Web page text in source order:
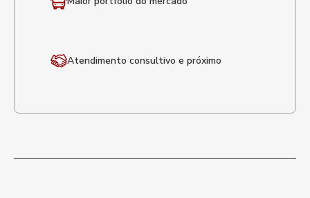
Atendimento consultivo e próximo